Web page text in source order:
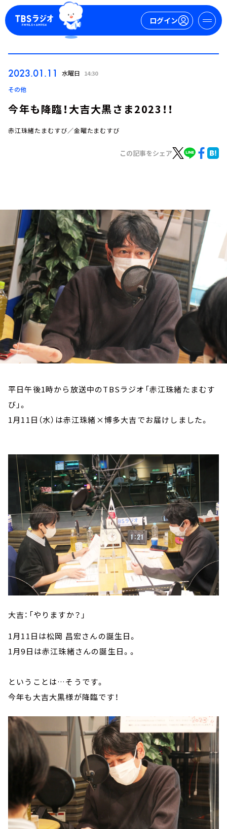
ログイン
トピックス
TBS Podcast
お知らせ
イベント・グッズ
YouTube
会社情報
2023.01.11 水曜日 14:30
その他
今年も降臨！大吉大黒さま2023！！
赤江珠緒たまむすび／金曜たまむすび
この記事をシェア
平日午後1時から放送中のTBSラジオ「赤江珠緒たまむす
び」。
1月11日（水）は赤江珠緒×博多大吉でお届けしました。
大吉：「やりますか？」
1月11日は松岡 昌宏さんの誕生日。
1月9日は赤江珠緒さんの誕生日。。
ということは…そうです。
今年も大吉大黒様が降臨です！